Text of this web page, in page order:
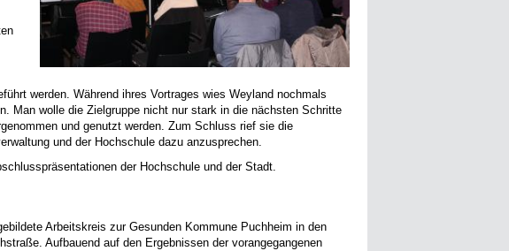
werden. Während ihres Vortrages wies Weyland nochmals
Man wolle die Zielgruppe nicht nur stark in die nächsten Schritte
und genutzt werden. Zum Schluss rief sie die
und der Hochschule dazu anzusprechen.
der Hochschule und der Stadt.
Arbeitskreis zur Gesunden Kommune Puchheim in den
Aufbauend auf den Ergebnissen der vorangegangenen